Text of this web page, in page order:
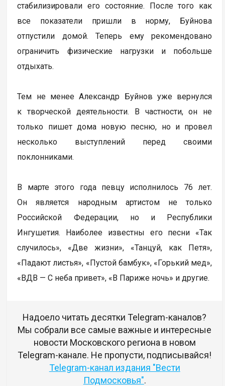
стабилизировали его состояние. После того как
все показатели пришли в норму, Буйнова
отпустили домой. Теперь ему рекомендовано
ограничить физические нагрузки и побольше
отдыхать.
Тем не менее Александр Буйнов уже вернулся
к творческой деятельности. В частности, он не
только пишет дома новую песню, но и провел
несколько выступлений перед своими
поклонниками.
В марте этого года певцу исполнилось 76 лет.
Он является народным артистом не только
Российской Федерации, но и Республики
Ингушетия. Наиболее известны его песни «Так
случилось», «Две жизни», «Танцуй, как Петя»,
«Падают листья», «Пустой бамбук», «Горький мед»,
«ВДВ — С неба привет», «В Париже ночь» и другие.
Надоело читать десятки Telegram-каналов?
Мы собрали все самые важные и интересные
новости Московского региона в новом
Telegram-канале. Не пропусти, подписывайся!
Telegram-канал издания "Вести
Подмосковья".